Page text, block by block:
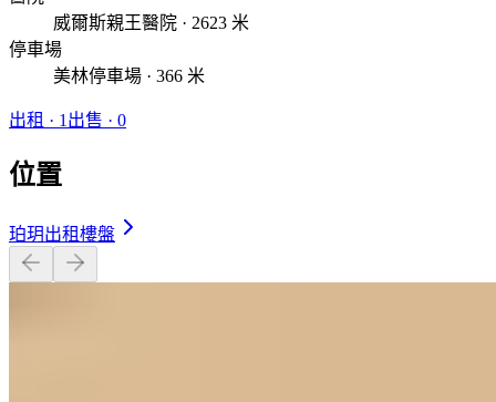
威爾斯親王醫院 · 2623 米
停車場
美林停車場 · 366 米
出租 · 1 出售 · 0
位置
珀玥出租樓盤